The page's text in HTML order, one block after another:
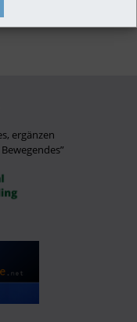
ergänzen